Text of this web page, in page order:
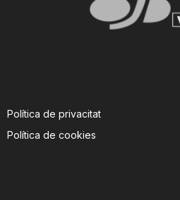
Política de privacitat
Política de cookies